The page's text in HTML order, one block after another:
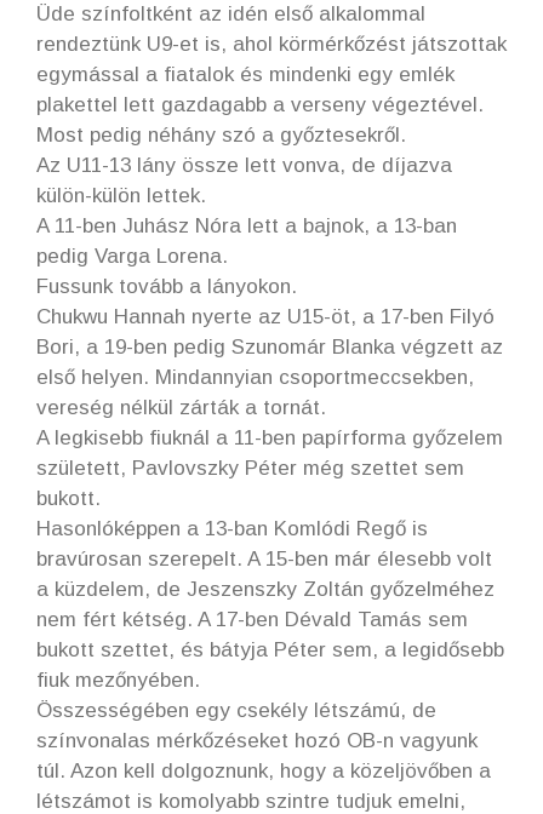
Üde színfoltként az idén első alkalommal
rendeztünk U9-et is, ahol körmérkőzést játszottak
egymással a fiatalok és mindenki egy emlék
plakettel lett gazdagabb a verseny végeztével.
Most pedig néhány szó a győztesekről.
Az U11-13 lány össze lett vonva, de díjazva
külön-külön lettek.
A 11-ben Juhász Nóra lett a bajnok, a 13-ban
pedig Varga Lorena.
Fussunk tovább a lányokon.
Chukwu Hannah nyerte az U15-öt, a 17-ben Filyó
Bori, a 19-ben pedig Szunomár Blanka végzett az
első helyen. Mindannyian csoportmeccsekben,
vereség nélkül zárták a tornát.
A legkisebb fiuknál a 11-ben papírforma győzelem
született, Pavlovszky Péter még szettet sem
bukott.
Hasonlóképpen a 13-ban Komlódi Regő is
bravúrosan szerepelt. A 15-ben már élesebb volt
a küzdelem, de Jeszenszky Zoltán győzelméhez
nem fért kétség. A 17-ben Dévald Tamás sem
bukott szettet, és bátyja Péter sem, a legidősebb
fiuk mezőnyében.
Összességében egy csekély létszámú, de
színvonalas mérkőzéseket hozó OB-n vagyunk
túl. Azon kell dolgoznunk, hogy a közeljövőben a
létszámot is komolyabb szintre tudjuk emelni,